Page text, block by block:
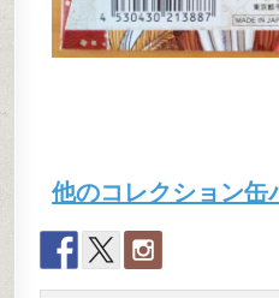
他のコレクション缶